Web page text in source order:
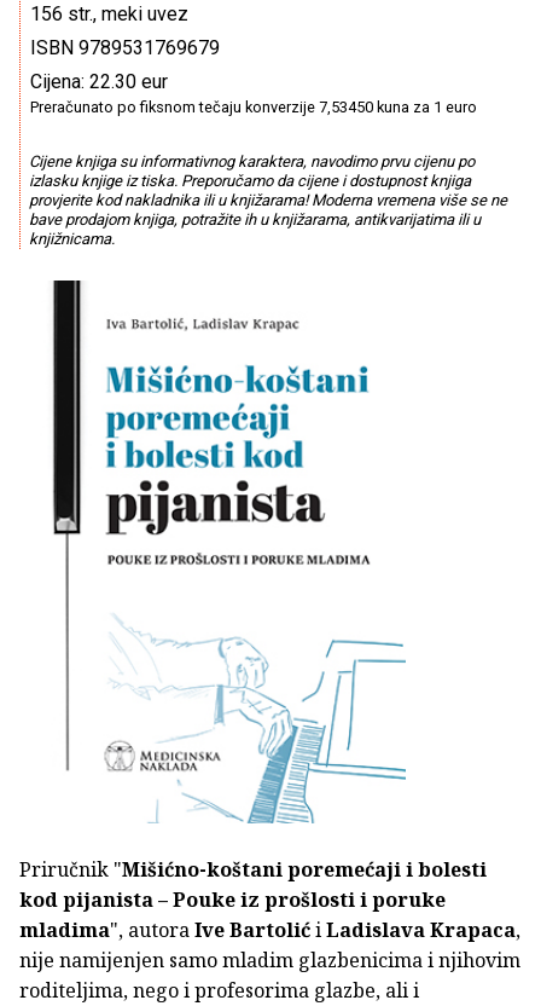
156 str., meki uvez
ISBN 9789531769679
Cijena: 22.30 eur
Preračunato po fiksnom tečaju konverzije 7,53450 kuna za 1 euro
Cijene knjiga su informativnog karaktera, navodimo prvu cijenu po
izlasku knjige iz tiska. Preporučamo da cijene i dostupnost knjiga
provjerite kod nakladnika ili u knjižarama! Moderna vremena više se ne
bave prodajom knjiga, potražite ih u knjižarama, antikvarijatima ili u
knjižnicama.
Priručnik "Mišićno-koštani poremećaji i bolesti
kod pijanista – Pouke iz prošlosti i poruke
mladima", autoraIve BartolićiLadislava Krapaca,
nije namijenjen samo mladim glazbenicima i njihovim
roditeljima, nego i profesorima glazbe, ali i